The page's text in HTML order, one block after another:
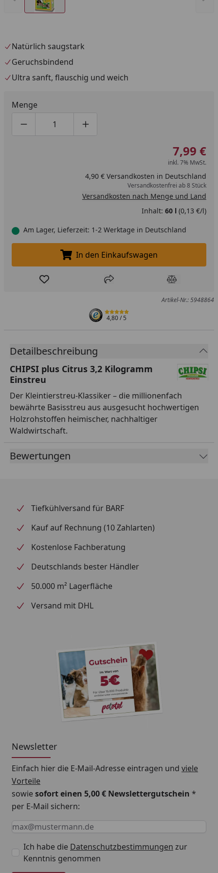
Natürlich saugstark
Geruchsbindend
Ultra sanft, flauschig und weich
Menge
Produktmenge um eins verringern
Produktmenge manuell eingeben
Produktmenge um eins erhöhen
7,99 €
inkl. 7% MwSt.
4,90 € Versandkosten in Deutschland
Versandkostenfrei ab 8 Stück
Versandkosten nach Menge und Land
Inhalt: 60 l (0,13 €/l)
Am Lager, Lieferzeit: 1-2 Werktage in Deutschland
In den Einkaufswagen legen
In den Einkaufswagen
Produkt zur Wunschliste hinzufügen
Teilen Produkt
Artikel-Nr.: 5948864
4,80/ 5
Detailbeschreibung
CHIPSI plus Citrus 3,2 Kilogramm
Einstreu
Der Kleintierstreu-Klassiker – die millionenfach
bewährte Basisstreu aus ausgesucht hochwertigen
Holzrohstoffen heimischer, nachhaltiger
Waldwirtschaft.
Bewertungen
Tiefkühlversand für BARF
Kauf auf Rechnung (10 Zahlarten)
Kostenlose Fachberatung
Deutschlands bester Händler
50.000 m² Lagerfläche
Versand mit DHL
Newsletter
Einfach hier die E-Mail-Adresse eintragen und viele
Vorteile
sowiesofort einen 5,00 € Newslettergutschein *
per E-Mail sichern:
Keine Eingabe erforderlich
Eingabe erforderlich
E-Mail *
Ich habe die Datenschutzbestimmungen zur
Kenntnis genommen